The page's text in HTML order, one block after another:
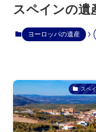
スペインの遺
ヨーロッパの遺産
スペ